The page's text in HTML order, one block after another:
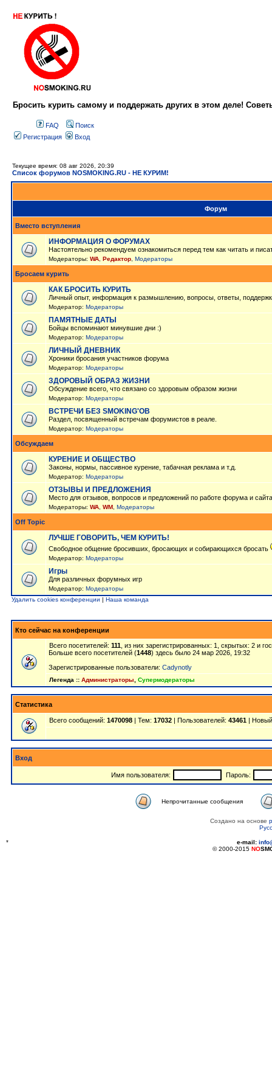
Бросить курить самому и поддержать других в этом деле!
FAQ
Поиск
Регистрация
Вход
Текущее время: 08 авг 2026, 20:39
Список форумов NOSMOKING.RU - НЕ КУРИМ!
Форум
Вместо вступления
ИНФОРМАЦИЯ О ФОРУМАХ
Настоятельно рекомендуем ознакомиться перед тем как читать и
Модераторы: WA Редактор Модераторы
Бросаем курить
КАК БРОСИТЬ КУРИТЬ
Личный опыт, информация к размышлению, вопросы, ответы,
Модератор: Модераторы
ПАМЯТНЫЕ ДАТЫ
Бойцы вспоминают минувшие дни :)
Модератор: Модераторы
ЛИЧНЫЙ ДНЕВНИК
Хроники бросания участников форума
Модератор: Модераторы
ЗДОРОВЫЙ ОБРАЗ ЖИЗНИ
Обсуждение всего, что связано со здоровым образом жизни
Модератор: Модераторы
ВСТРЕЧИ БЕЗ SMOKING'OB
Раздел, посвященный встречам форумистов в реале.
Модератор: Модераторы
Обсуждаем
КУРЕНИЕ И ОБЩЕСТВО
Законы, нормы, пассивное курение, табачная реклама и т.д.
Модератор: Модераторы
ОТЗЫВЫ И ПРЕДЛОЖЕНИЯ
Место для отзывов, вопросов и предложений по работе форума и сайта
Модераторы: WA WM Модераторы
Off Topic
ЛУЧШЕ ГОВОРИТЬ, ЧЕМ КУРИТЬ!
Свободное общение бросивших, бросающих и собирающихся бросать
Модератор: Модераторы
Игры
Для различных форумных игр
Модератор: Модераторы
Удалить cookies конференции | Наша команда
Кто сейчас на конференции
Всего посетителей: 111 , из них зарегистрированных: 1, скрытых: 2 и
Больше всего посетителей (1448) здесь было 24 мар 2026, 19:32
Зарегистрированные пользователи: Cadynotly
Легенда :: Администраторы Супермодераторы
Статистика
Всего сообщений: 1470098 | Тем: 17032 | Пользователей: 43461 |
Вход
Имя пользователя: Пароль:
Непрочитанные сообщения
Создано на основе
* e-mail:
© 2000-2015 NO